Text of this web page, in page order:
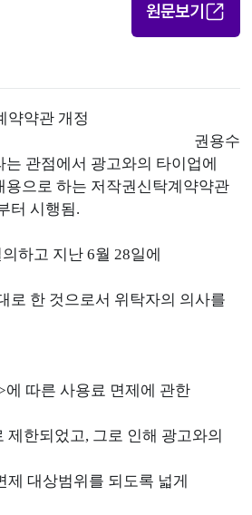
원문보기
약약관 개정
권용수
관점에서 광고와의 타이업에
으로 하는 저작권신탁계약약관
터 시행됨.
하고 지난 6월 28일에
로 한 것으로서 위탁자의 의사를
따른 사용료 면제에 관한
한되었고, 그로 인해 광고와의
대상범위를 되도록 넓게